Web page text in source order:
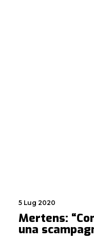
5 Lug 2020
Mertens:
una